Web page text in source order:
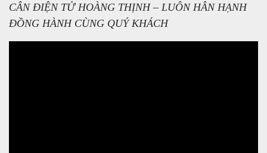
CÂN ĐIỆN TỬ HOÀNG THỊNH – LUÔN HÂN HẠNH
ĐỒNG HÀNH CÙNG QUÝ KHÁCH